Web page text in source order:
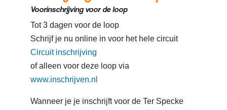
Voorinschrijving voor de loop
Tot 3 dagen voor de loop
Schrijf je nu online in voor het hele circuit
Circuit inschrijving
of alleen voor deze loop via
www.inschrijven.nl
Wanneer je je inschrijft voor de Ter Specke